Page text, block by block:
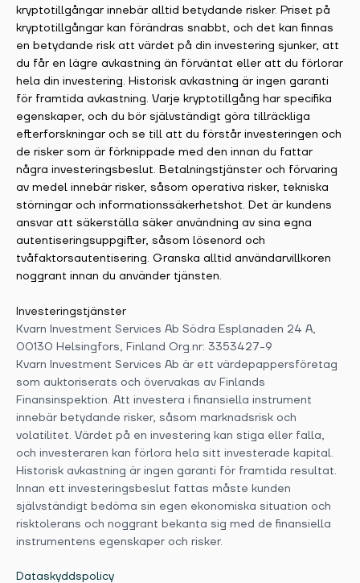
kryptotillgångar innebär alltid betydande risker. Priset på
kryptotillgångar kan förändras snabbt, och det kan finnas
en betydande risk att värdet på din investering sjunker, att
du får en lägre avkastning än förväntat eller att du förlorar
hela din investering. Historisk avkastning är ingen garanti
för framtida avkastning. Varje kryptotillgång har specifika
egenskaper, och du bör självständigt göra tillräckliga
efterforskningar och se till att du förstår investeringen och
de risker som är förknippade med den innan du fattar
några investeringsbeslut. Betalningstjänster och förvaring
av medel innebär risker, såsom operativa risker, tekniska
störningar och informationssäkerhetshot. Det är kundens
ansvar att säkerställa säker användning av sina egna
autentiseringsuppgifter, såsom lösenord och
tvåfaktorsautentisering. Granska alltid användarvillkoren
noggrant innan du använder tjänsten.
Investeringstjänster
Kvarn Investment Services Ab Södra Esplanaden 24 A,
00130 Helsingfors, Finland Org.nr: 3353427-9
Kvarn Investment Services Ab är ett värdepappersföretag
som auktoriserats och övervakas av Finlands
Finansinspektion. Att investera i finansiella instrument
innebär betydande risker, såsom marknadsrisk och
volatilitet. Värdet på en investering kan stiga eller falla,
och investeraren kan förlora hela sitt investerade kapital.
Historisk avkastning är ingen garanti för framtida resultat.
Innan ett investeringsbeslut fattas måste kunden
självständigt bedöma sin egen ekonomiska situation och
risktolerans och noggrant bekanta sig med de finansiella
instrumentens egenskaper och risker.
Dataskyddspolicy